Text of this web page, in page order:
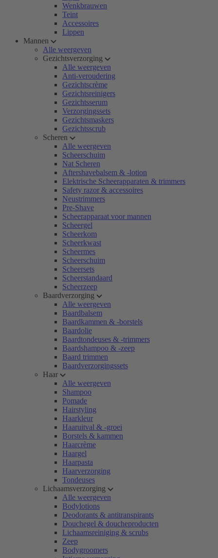
Wenkbrauwen
Teint
Accessoires
Lippen
Mannen
Alle weergeven
Gezichtsverzorging
Alle weergeven
Anti-veroudering
Gezichtscrème
Gezichtsreinigers
Gezichtsserum
Verzorgingssets
Gezichtsmaskers
Gezichtsscrub
Scheren
Alle weergeven
Scheerschuim
Nat Scheren
Aftershavebalsem & -lotion
Elektrische Scheerapparaten & trimmers
Safety razor & accessoires
Neustrimmers
Pre-Shave
Scheerapparaat voor mannen
Scheergel
Scheerkom
Scheerkwast
Scheermes
Scheerschuim
Scheersets
Scheerstandaard
Scheerzeep
Baardverzorging
Alle weergeven
Baardbalsem
Baardkammen & -borstels
Baardolie
Baardtondeuses & -trimmers
Baardshampoo & -zeep
Baard trimmen
Baardverzorgingssets
Haar
Alle weergeven
Shampoo
Pomade
Hairstyling
Haarkleur
Haaruitval & -groei
Borstels & kammen
Haarcrème
Haargel
Haarpasta
Haarverzorging
Tondeuses
Lichaamsverzorging
Alle weergeven
Bodylotions
Deodorants & antitranspirants
Douchegel & doucheproducten
Lichaamsreiniging & scrubs
Zeep
Bodygroomers